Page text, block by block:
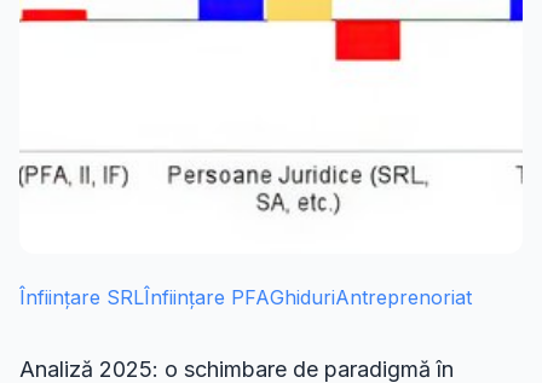
Înființare SRLÎnființare PFAGhiduriAntreprenoriat
Analiză 2025: o schimbare de paradigmă în